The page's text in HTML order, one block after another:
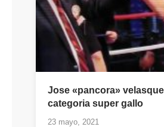
Jose «pancora»
categoria super gallo
23 mayo, 2021